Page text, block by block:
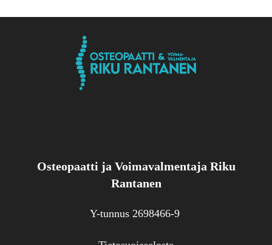
Osteopaatti ja Voimavalmentaja Riku
Rantanen
Y-tunnus 2698466-9